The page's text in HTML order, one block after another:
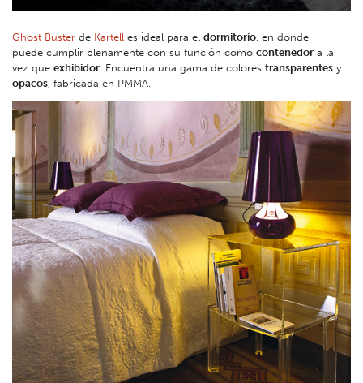
Ghost Buster de Kartell es ideal para el dormitorio , en donde
puede cumplir plenamente con su función como contenedor a la
vez que exhibidor . Encuentra una gama de colores transparentes y
opacos , fabricada en PMMA.